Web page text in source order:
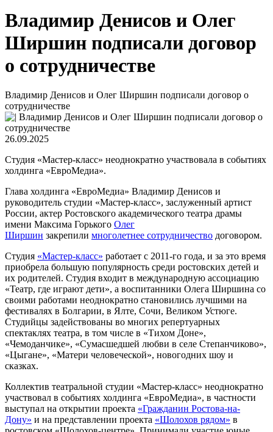
Владимир Денисов и Олег
Ширшин подписали договор
о сотрудничестве
Владимир Денисов и Олег Ширшин подписали договор о
сотрудничестве
26.09.2025
Студия «Мастер-класс» неоднократно участвовала в событиях
холдинга «ЕвроМедиа».
Глава холдинга «ЕвроМедиа» Владимир Денисов и
руководитель студии «Мастер-класс», заслуженный артист
России, актер Ростовского академического театра драмы
имени Максима Горького Олег
Ширшин закрепили многолетнее сотрудничество договором.
Студия «Мастер-класс» работает с 2011-го года, и за это время
приобрела большую популярность среди ростовских детей и
их родителей. Студия входит в международную ассоциацию
«Театр, где играют дети», а воспитанники Олега Ширшина со
своими работами неоднократно становились лучшими на
фестивалях в Болгарии, в Ялте, Сочи, Великом Устюге.
Студийцы задействованы во многих репертуарных
спектаклях театра, в том числе в «Тихом Доне»,
«Чемоданчике», «Сумасшедшей любви в селе Степанчиково»,
«Цыгане», «Матери человеческой», новогодних шоу и
сказках.
Коллектив театральной студии «Мастер-класс» неоднократно
участвовал в событиях холдинга «ЕвроМедиа», в частности
выступал на открытии проекта «Гражданин Ростова-на-
Дону» и на представлении проекта «Шолохов рядом» в